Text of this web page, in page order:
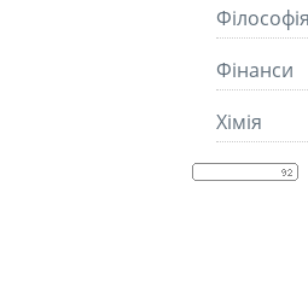
Філософія
Фінанси
Хімія